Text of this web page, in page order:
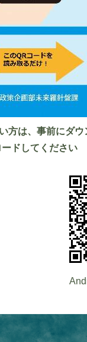
方は、事前にダ
ドしてください